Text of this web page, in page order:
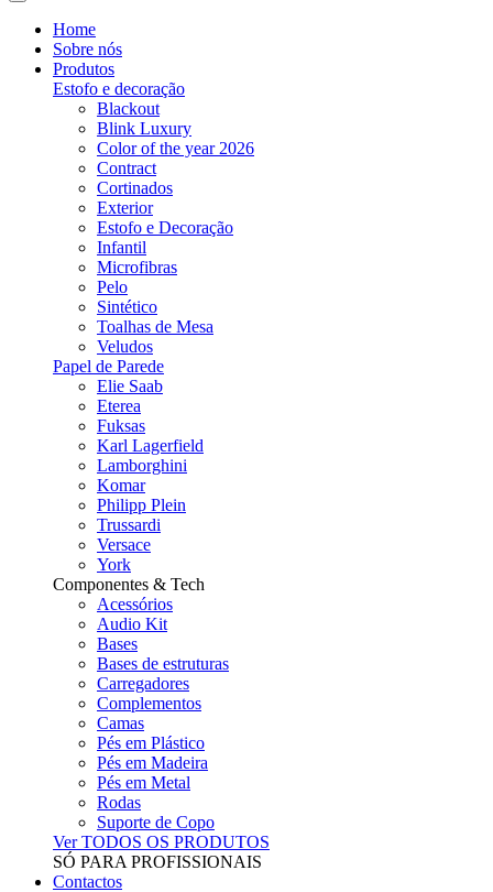
Home
Sobre nós
Produtos
Estofo e decoração
Blackout
Blink Luxury
Color of the year 2026
Contract
Cortinados
Exterior
Estofo e Decoração
Infantil
Microfibras
Pelo
Sintético
Toalhas de Mesa
Veludos
Papel de Parede
Elie Saab
Eterea
Fuksas
Karl Lagerfield
Lamborghini
Komar
Philipp Plein
Trussardi
Versace
York
Componentes & Tech
Acessórios
Audio Kit
Bases
Bases de estruturas
Carregadores
Complementos
Camas
Pés em Plástico
Pés em Madeira
Pés em Metal
Rodas
Suporte de Copo
Ver TODOS OS PRODUTOS
SÓ PARA PROFISSIONAIS
Contactos